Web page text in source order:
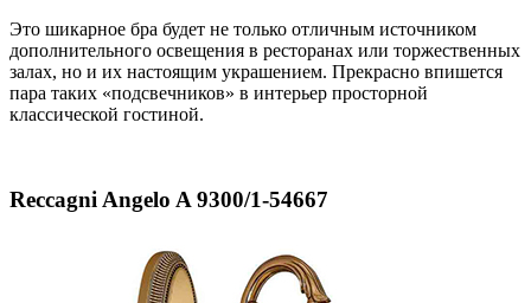
Это шикарное бра будет не только отличным источником
дополнительного освещения в ресторанах или торжественных
залах, но и их настоящим украшением. Прекрасно впишется
пара таких «подсвечников» в интерьер просторной
классической гостиной.
Reccagni Angelo A 9300/1-54667